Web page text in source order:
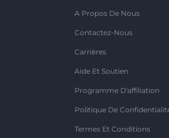
A Propos De Nous
Contactez-Nous
Carrières
Aide Et Soutien
Programme D'affiliation
Politique De
Termes Et Conditions